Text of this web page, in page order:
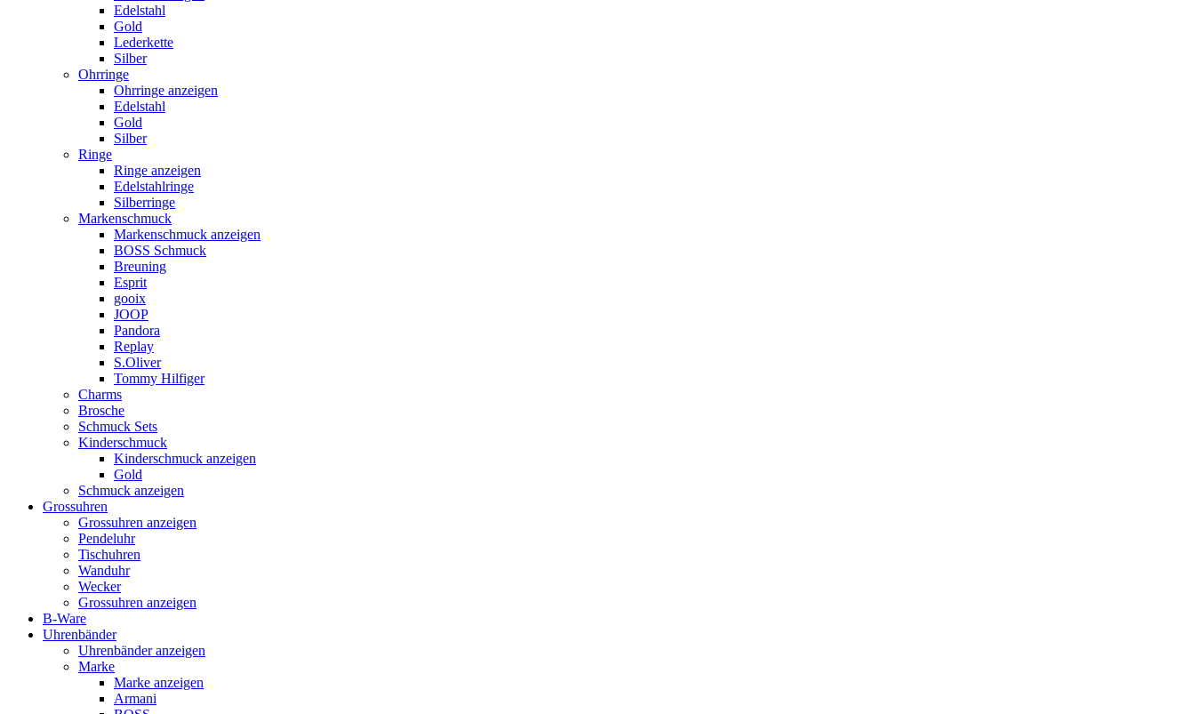
Edelstahl
Gold
Lederkette
Silber
Ohrringe
Ohrringe anzeigen
Edelstahl
Gold
Silber
Ringe
Ringe anzeigen
Edelstahlringe
Silberringe
Markenschmuck
Markenschmuck anzeigen
BOSS Schmuck
Breuning
Esprit
gooix
JOOP
Pandora
Replay
S.Oliver
Tommy Hilfiger
Charms
Brosche
Schmuck Sets
Kinderschmuck
Kinderschmuck anzeigen
Gold
Schmuck anzeigen
Grossuhren
Grossuhren anzeigen
Pendeluhr
Tischuhren
Wanduhr
Wecker
Grossuhren anzeigen
B-Ware
Uhrenbänder
Uhrenbänder anzeigen
Marke
Marke anzeigen
Armani